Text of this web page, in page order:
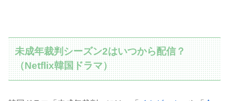
未成年裁判シーズン2はいつから配信？
（Netflix韓国ドラマ）